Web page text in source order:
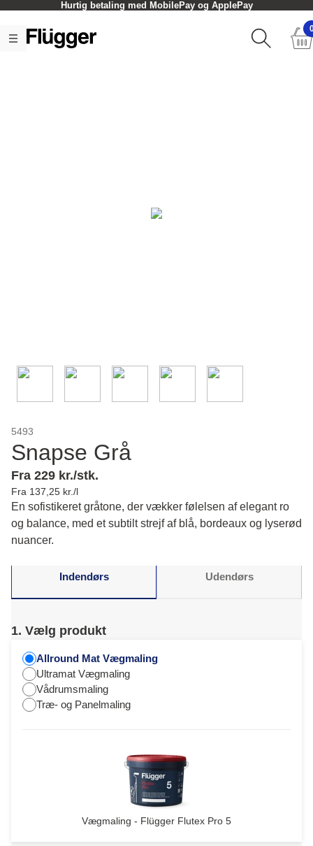
Hurtig betaling med MobilePay og ApplePay
5493
Snapse Grå
Fra 229 kr./stk.
Fra 137,25 kr./l
En sofistikeret gråtone, der vækker følelsen af elegant ro
og balance, med et subtilt strejf af blå, bordeaux og lyserød
nuancer.
Indendørs Udendørs
1. Vælg produkt
Allround Mat Vægmaling
Ultramat Vægmaling
Vådrumsmaling
Træ- og Panelmaling
Vægmaling - Flügger Flutex Pro 5